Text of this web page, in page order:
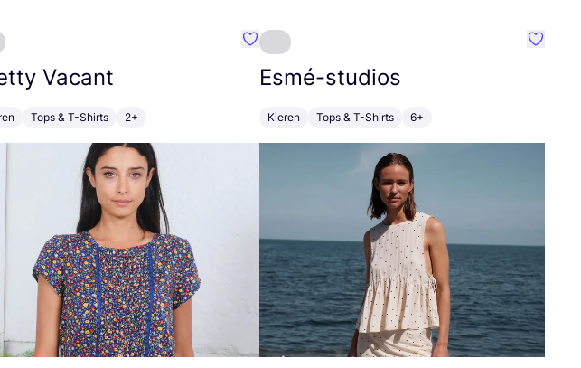
{naam}
Vacant
Tops & T-Shirts 2+
Favoriete {naam}
Esmé-studios
Kleren Tops & T-Shirts 6+